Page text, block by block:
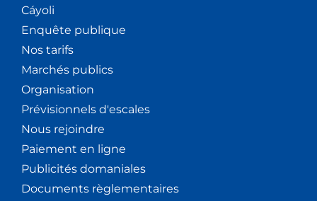
Cáyoli
Enquête publique
Nos tarifs
Marchés publics
Organisation
Prévisionnels d'escales
Nous rejoindre
Paiement en ligne
Publicités domaniales
Documents règlementaires